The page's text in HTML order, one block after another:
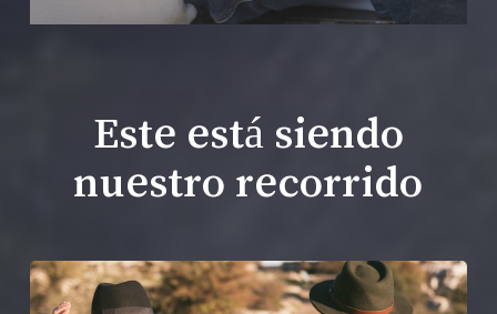
Este está siendo
nuestro recorrido